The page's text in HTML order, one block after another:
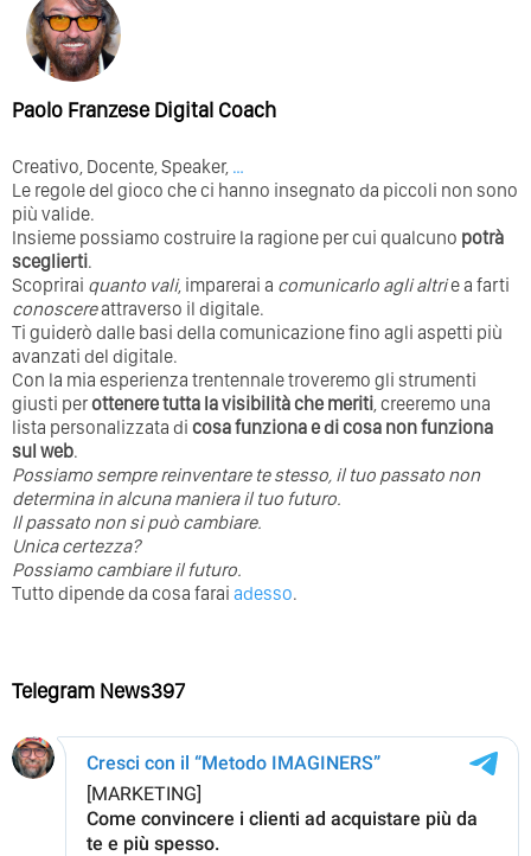
Paolo Franzese Digital Coach
Creativo, Docente, Speaker, …
Le regole del gioco che ci hanno insegnato da piccoli non sono
più valide.
Insieme possiamo costruire la ragione per cui qualcuno potrà
sceglierti.
Scoprirai quanto vali, imparerai a comunicarlo agli altrie a farti
conoscereattraverso il digitale.
Ti guiderò dalle basi della comunicazione fino agli aspetti più
avanzati del digitale.
Con la mia esperienza trentennale troveremo gli strumenti
giusti perottenere tutta la visibilità che meriti , creeremo una
lista personalizzata di cosa funziona e di cosa non funziona
sul web.
Possiamo sempre reinventare te stesso, il tuo passato non
determina in alcuna maniera il tuo futuro. ⁣
⁣Il passato non si può cambiare.
Unica certezza?
Possiamo cambiare il futuro.
Tutto dipende da cosa farai adesso.
Telegram News397